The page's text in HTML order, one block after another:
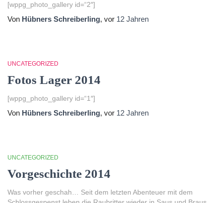
[wppg_photo_gallery id=“2″]
Von Hübners Schreiberling, vor 12 Jahren
UNCATEGORIZED
Fotos Lager 2014
[wppg_photo_gallery id=“1″]
Von Hübners Schreiberling, vor 12 Jahren
UNCATEGORIZED
Vorgeschichte 2014
Was vorher geschah… Seit dem letzten Abenteuer mit dem